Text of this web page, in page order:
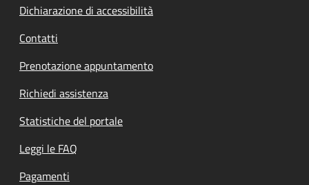
Dichiarazione di accessibilità
Contatti
Prenotazione appuntamento
Richiedi assistenza
Statistiche del portale
Leggi le FAQ
Pagamenti